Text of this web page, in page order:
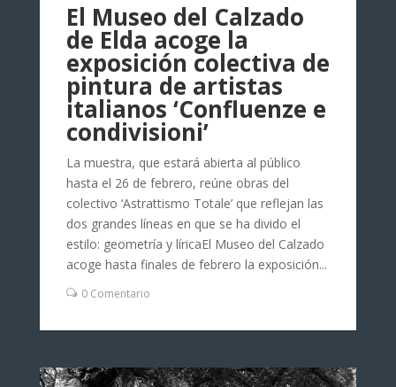
El Museo del Calzado
de Elda acoge la
exposición colectiva de
pintura de artistas
italianos ‘Confluenze e
condivisioni’
La muestra, que estará abierta al público
hasta el 26 de febrero, reúne obras del
colectivo ‘Astrattismo Totale’ que reflejan las
dos grandes líneas en que se ha divido el
estilo: geometría y líricaEl Museo del Calzado
acoge hasta finales de febrero la exposición...
0 Comentario